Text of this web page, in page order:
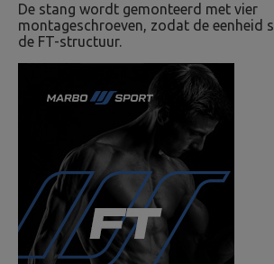
De stang wordt gemonteerd met vier
montageschroeven, zodat de eenheid
de FT-structuur.